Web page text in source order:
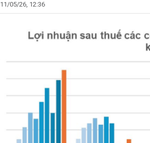
11/05/26, 12:36